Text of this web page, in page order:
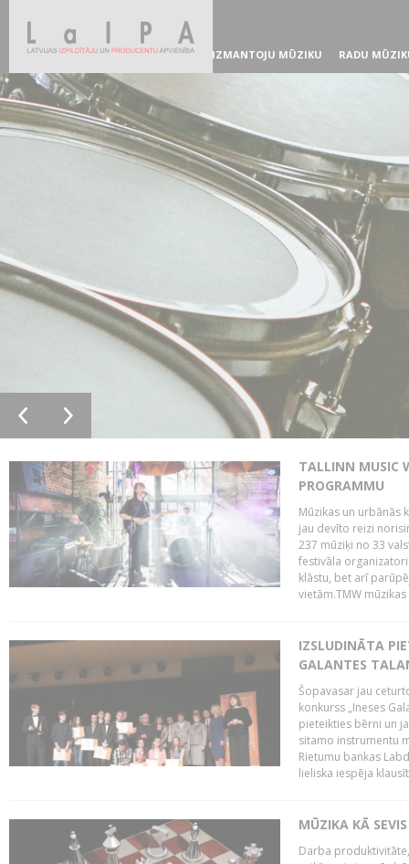
IZMANTOJU MŪZIKU RADU
TALLINN MUSIC
PROGRAMMU
Mūzikas un urbānās
jau devīto reizi
237 mūziķi no 33
festivāla
klāstu, bet arī
vietām.TMW
IZSLUDINĀTA
GALANTES
Šopavasar jau
konkurss „Ineses
pieteikties bērni un
sitamo instrumentu
Rietumu bankas
lieliska iespēja
MŪZIKA KĀ
Darba